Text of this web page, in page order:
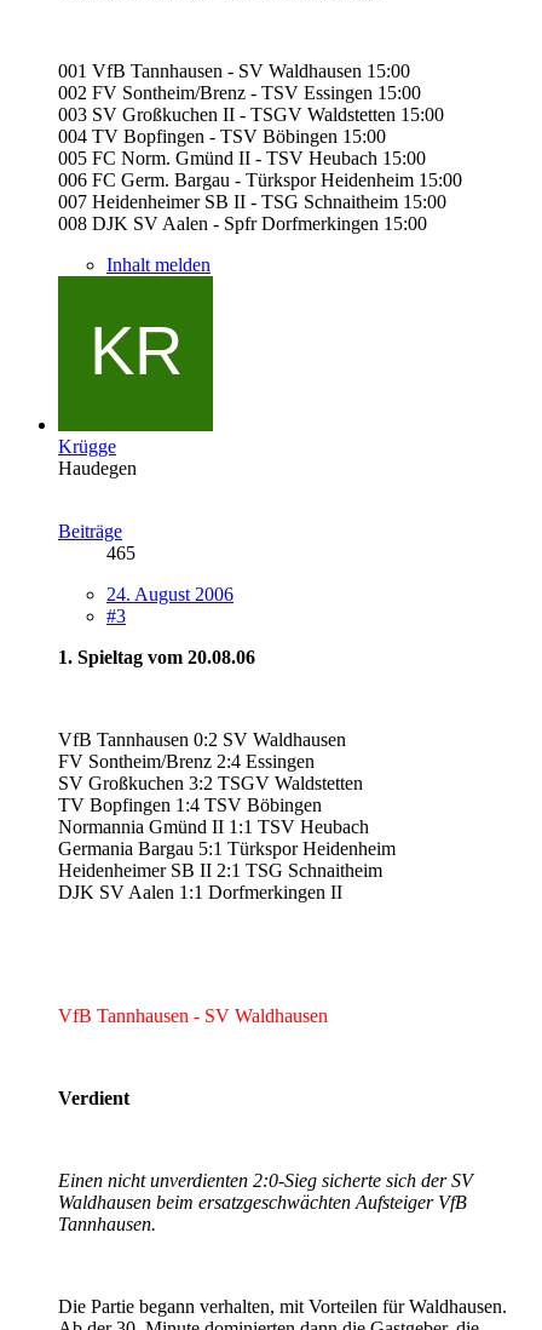
001 VfB Tannhausen - SV Waldhausen 15:00
002 FV Sontheim/Brenz - TSV Essingen 15:00
003 SV Großkuchen II - TSGV Waldstetten 15:00
004 TV Bopfingen - TSV Böbingen 15:00
005 FC Norm. Gmünd II - TSV Heubach 15:00
006 FC Germ. Bargau - Türkspor Heidenheim 15:00
007 Heidenheimer SB II - TSG Schnaitheim 15:00
008 DJK SV Aalen - Spfr Dorfmerkingen 15:00
Inhalt melden
Krügge
Haudegen
Beiträge
465
24. August 2006
#3
1. Spieltag vom 20.08.06
VfB Tannhausen 0:2 SV Waldhausen
FV Sontheim/Brenz 2:4 Essingen
SV Großkuchen 3:2 TSGV Waldstetten
TV Bopfingen 1:4 TSV Böbingen
Normannia Gmünd II 1:1 TSV Heubach
Germania Bargau 5:1 Türkspor Heidenheim
Heidenheimer SB II 2:1 TSG Schnaitheim
DJK SV Aalen 1:1 Dorfmerkingen II
VfB Tannhausen - SV Waldhausen
Verdient
Einen nicht unverdienten 2:0-Sieg sicherte sich der SV
Waldhausen beim ersatzgeschwächten Aufsteiger VfB
Tannhausen.
Die Partie begann verhalten, mit Vorteilen für Waldhausen.